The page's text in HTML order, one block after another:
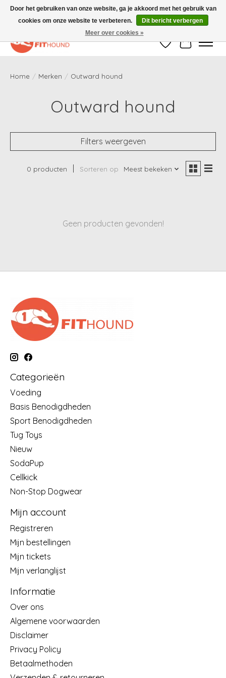
Gratis verzending vanaf €50,-
Verlanglijst
Home / Merken / Outward hound
Outward hound
Filters weergeven
0 producten Sorteren op Meest bekeken
Geen producten gevonden!
Categorieën
Voeding
Basis Benodigdheden
Sport Benodigdheden
Tug Toys
Nieuw
SodaPup
Cellkick
Non-Stop Dogwear
Mijn account
Registreren
Mijn bestellingen
Mijn tickets
Mijn verlanglijst
Informatie
Over ons
Algemene voorwaarden
Disclaimer
Privacy Policy
Betaalmethoden
Door het gebruiken van onze website, ga je akkoord met het gebruik van
cookies om onze website te verbeteren.
Dit bericht verbergen
Meer over cookies »